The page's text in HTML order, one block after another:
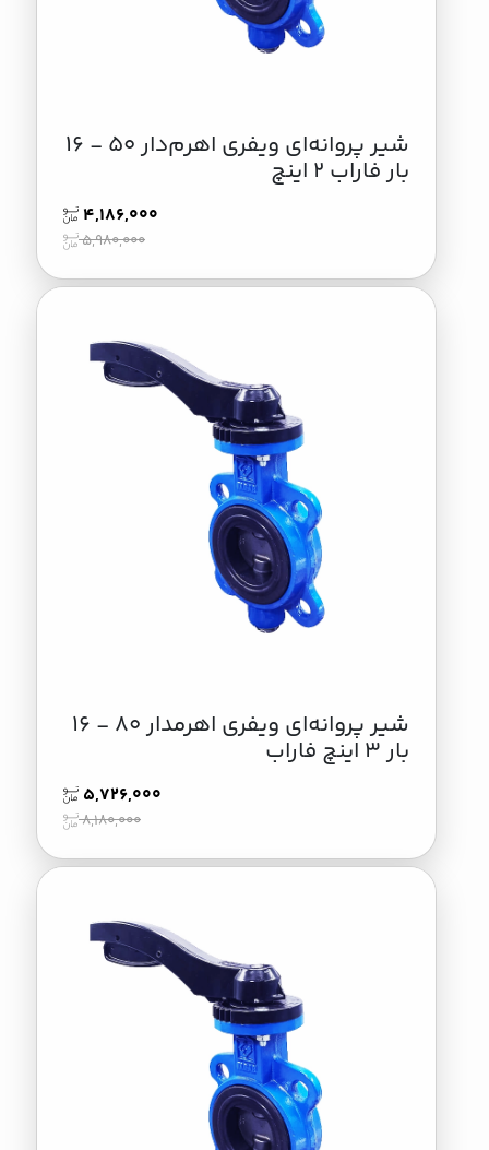
شیر پروانه‌ای ویفری اهرم‌دار 50 - 16
بار فاراب 2 اینچ
4,186,000
5,980,000
شير پروانه‌ای ویفری اهرمدار 80 - 16
بار 3 اینچ فاراب
5,726,000
8,180,000